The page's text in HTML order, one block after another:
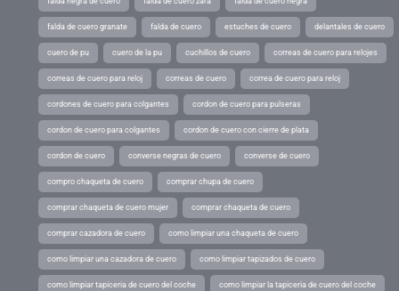
falda de cuero granate falda de cuero estuches de cuero delantales de cuero
cuero de pu cuero de la pu cuchillos de cuero correas de cuero para relojes
correas de cuero para reloj correas de cuero correa de cuero para reloj
cordones de cuero para colgantes cordon de cuero para pulseras
cordon de cuero para colgantes cordon de cuero con cierre de plata
cordon de cuero converse negras de cuero converse de cuero
compro chaqueta de cuero comprar chupa de cuero
comprar chaqueta de cuero mujer comprar chaqueta de cuero
comprar cazadora de cuero como limpiar una chaqueta de cuero
como limpiar una cazadora de cuero como limpiar tapizados de cuero
como limpiar tapiceria de cuero del coche como limpiar la tapiceria de cuero del coche